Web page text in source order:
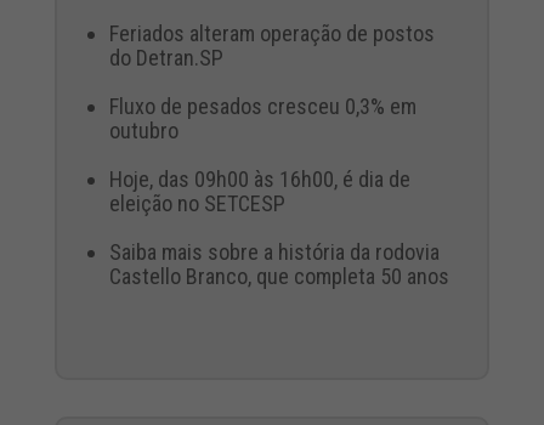
Feriados alteram operação de postos
do Detran.SP
Fluxo de pesados cresceu 0,3% em
outubro
Hoje, das 09h00 às 16h00, é dia de
eleição no SETCESP
Saiba mais sobre a história da rodovia
Castello Branco, que completa 50 anos